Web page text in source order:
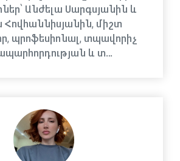
Անժելա Սարգսյանին և
միշտ
պրոֆեսիոնալ, տպավորիչ
և տ…